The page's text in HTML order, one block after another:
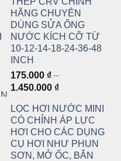
đến
4.050.000 ₫
HÃNG CHUYÊN
DÙNG SỬA ỐNG
NƯỚC KÍCH CỠ TỪ
10-12-14-18-24-36-48
INCH
175.000 ₫ –
1.450.000 ₫Khoảng
từ
175.000 ₫
đến
1.450.000 ₫
LỌC HƠI NƯỚC MINI
CÓ CHỈNH ÁP LỰC
HƠI CHO CÁC DỤNG
CỤ HƠI NHƯ PHUN
SƠN, MỞ ỐC, BẮN